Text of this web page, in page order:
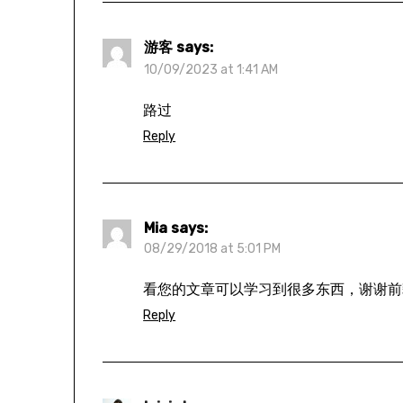
游客 says:
10/09/2023 at 1:41 AM
路过
Reply
Mia says:
08/29/2018 at 5:01 PM
看您的文章可以学习到很多东西，谢谢
Reply